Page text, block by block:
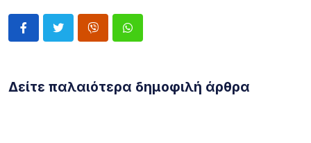
Δείτε παλαιότερα δημοφιλή άρθρα